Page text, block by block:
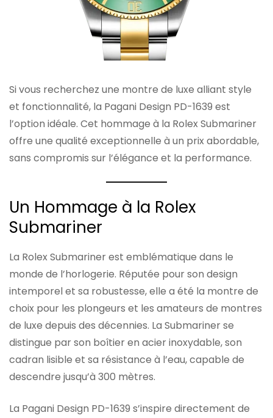
Si vous recherchez une montre de luxe alliant style
et fonctionnalité, la Pagani Design PD-1639 est
l’option idéale. Cet hommage à la Rolex Submariner
offre une qualité exceptionnelle à un prix abordable,
sans compromis sur l’élégance et la performance.
Un Hommage à la Rolex
Submariner
La Rolex Submariner est emblématique dans le
monde de l’horlogerie. Réputée pour son design
intemporel et sa robustesse, elle a été la montre de
choix pour les plongeurs et les amateurs de montres
de luxe depuis des décennies. La Submariner se
distingue par son boîtier en acier inoxydable, son
cadran lisible et sa résistance à l’eau, capable de
descendre jusqu’à 300 mètres.
La Pagani Design PD-1639 s’inspire directement de